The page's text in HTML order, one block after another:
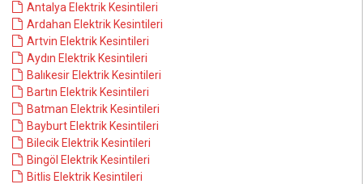
Antalya Elektrik Kesintileri
Ardahan Elektrik Kesintileri
Artvin Elektrik Kesintileri
Aydın Elektrik Kesintileri
Balıkesir Elektrik Kesintileri
Bartın Elektrik Kesintileri
Batman Elektrik Kesintileri
Bayburt Elektrik Kesintileri
Bilecik Elektrik Kesintileri
Bingöl Elektrik Kesintileri
Bitlis Elektrik Kesintileri